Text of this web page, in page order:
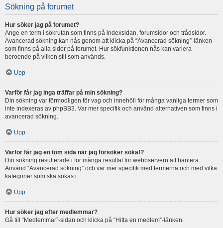
Sökning på forumet
Hur söker jag på forumet?
Ange en term i sökrutan som finns på indexsidan, forumsidor och trådsidor.
Avancerad sökning kan nås genom att klicka på “Avancerad sökning”-länken
som finns på alla sidor på forumet. Hur sökfunktionen nås kan variera
beroende på vilken stil som används.
Upp
Varför får jag inga träffar på min sökning?
Din sökning var förmodligen för vag och innehöll för många vanliga termer som
inte indexeras av phpBB3. Var mer specifik och använd alternativen som finns i
avancerad sökning.
Upp
Varför får jag en tom sida när jag försöker söka!?
Din sökning resulterade i för många resultat för webbservern att hantera.
Använd “Avancerad sökning” och var mer specifik med termerna och med vilka
kategorier som ska sökas i.
Upp
Hur söker jag efter medlemmar?
Gå till “Medlemmar”-sidan och klicka på “Hitta en medlem”-länken.